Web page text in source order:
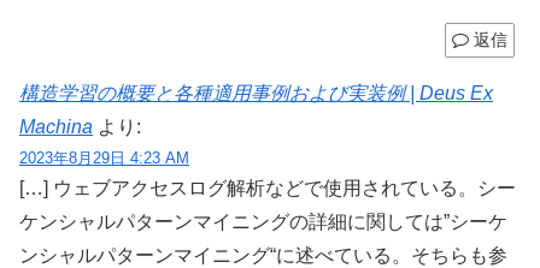
返信
構造学習の概要と各種適用事例および実装例 | Deus Ex
Machina より:
2023年8月29日 4:23 AM
[…] ウェブアクセスログ解析などで使用されている。シー
ケンシャルパターンマイニングの詳細に関しては”シーケ
ンシャルパターンマイニング“に述べている。そちらも参